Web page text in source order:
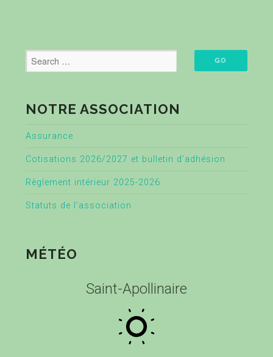
NOTRE ASSOCIATION
Assurance
Cotisations 2026/2027 et bulletin d’adhésion
Règlement intérieur 2025-2026
Statuts de l’association
MÉTÉO
Saint-Apollinaire